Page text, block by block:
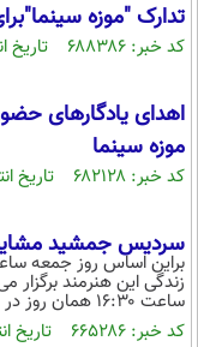
تدارک "موزه
کد خبر: ۶۸۸۳۸۶ تاریخ انتشار : ۱۳۹۸/۰۶/۲۰
اهدای یادگارهای
موزه سینما
کد خبر: ۶۸۲۱۲۸ تاریخ انتشار : ۱۳۹۸/۰۵/۱۰
سردیس جمشید
زندگی این هنرمند
ساعت ۱۶:۳۰ همان روز در موزه سینما برپا خواهد شد.
کد خبر: ۶۶۵۲۸۶ تاریخ انتشار : ۱۳۹۸/۰۲/۰۹